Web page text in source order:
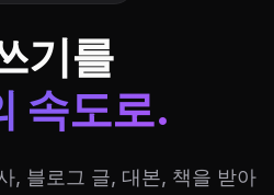
기를
속도로.
, 블로그 글, 대본, 책을 받아